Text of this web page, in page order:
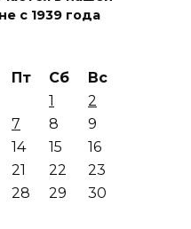
с 1939 года
Пт Сб
Вс
1
2
7 8
9
14 15
16
21 22
23
28 29
30